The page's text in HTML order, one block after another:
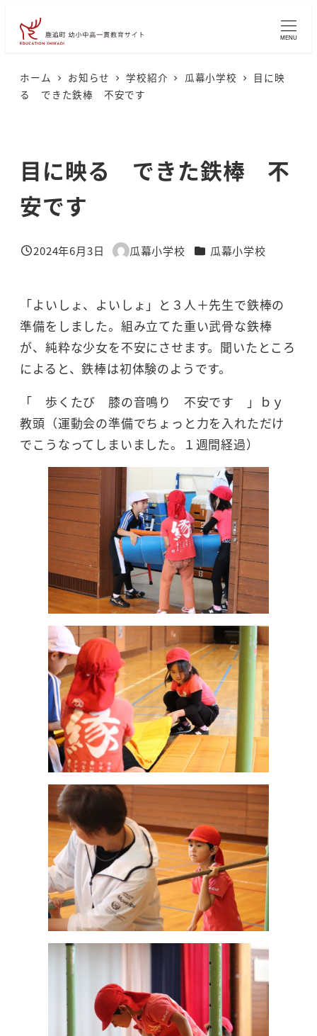
MENU
ホーム お知らせ 学校紹介 瓜幕小学校
目に映
る できた鉄棒 不安です
目に映る できた鉄棒 不
安です
投稿日
2024年6月3日
著
瓜幕小学校 カテゴリー
瓜幕小学校
「よいしょ、よいしょ」と３人＋先生で鉄棒の
準備をしました。組み立てた重い武骨な鉄棒
が、純粋な少女を不安にさせます。聞いたところ
によると、鉄棒は初体験のようです。
「 歩くたび 膝の音鳴り 不安です 」ｂｙ
教頭（運動会の準備でちょっと力を入れただけ
でこうなってしまいました。１週間経過）